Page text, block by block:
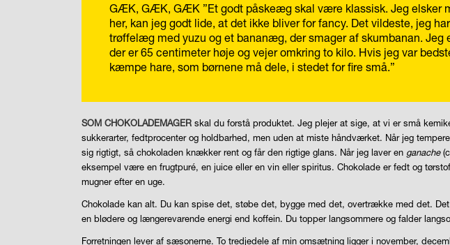
GÆK, GÆK, GÆK ”Et godt påskeæg skal være klassisk. Jeg
her, kan jeg godt lide, at det ikke bliver for fancy. Det vildeste, jeg
trøffelæg med yuzu og et bananæg, der smager af skumbanan. Jeg
der er 65 centimeter høje og vejer omkring to kilo. Hvis jeg var
kæmpe hare, som børnene må dele, i stedet for fire små.”
SOM CHOKOLADEMAGER skal du forstå produktet. Jeg plejer at sige, at vi er små
sukkerarter, fedtprocenter og holdbarhed, men uden at miste håndværket. Når jeg
sig rigtigt, så chokoladen knækker rent og får den rigtige glans. Når jeg laver en ganache
eksempel være en frugtpuré, en juice eller en vin eller spiritus. Chokolade er fedt og
mugner efter en uge.
Chokolade kan alt. Du kan spise det, støbe det, bygge med det, overtrække med det.
en blødere og længerevarende energi end koffein. Du topper langsommere og falder
Forretningen lever af sæsonerne. To tredjedele af min omsætning ligger i november,